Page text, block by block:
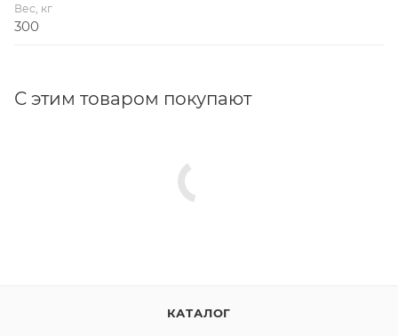
Вес, кг
300
С этим товаром покупают
КАТАЛОГ